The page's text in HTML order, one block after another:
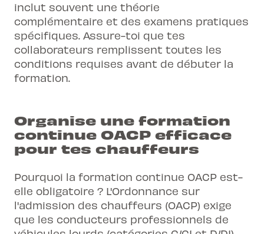
inclut souvent une théorie
complémentaire et des examens pratiques
spécifiques. Assure-toi que tes
collaborateurs remplissent toutes les
conditions requises avant de débuter la
formation.
Organise une formation
continue OACP efficace
pour tes chauffeurs
Pourquoi la formation continue OACP est-
elle obligatoire ? L'Ordonnance sur
l'admission des chauffeurs (OACP) exige
que les conducteurs professionnels de